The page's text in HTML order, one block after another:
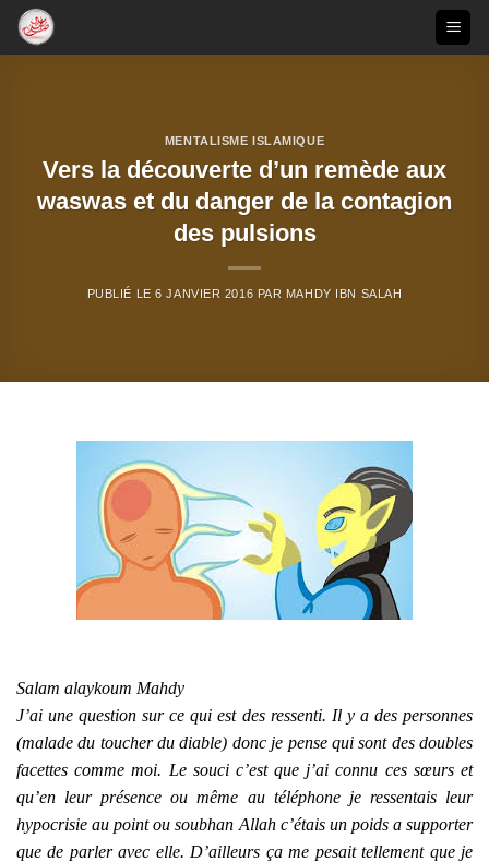
Passer
MENTALISME ISLAMIQUE
Vers la découverte d’un remède aux
waswas et du danger de la contagion
des pulsions
PUBLIÉ LE6 JANVIER 2016 PAR MAHDY IBN SALAH
Salam alaykoum Mahdy
J’ai une question sur ce qui est des ressenti. Il y a des personnes
(malade du toucher du diable) donc je pense qui sont des doubles
facettes comme moi. Le souci c’est que j’ai connu ces sœurs et
qu’en leur présence ou même au téléphone je ressentais leur
hypocrisie au point ou soubhan Allah c’étais un poids a supporter
que de parler avec elle. D’ailleurs ça me pesait tellement que je